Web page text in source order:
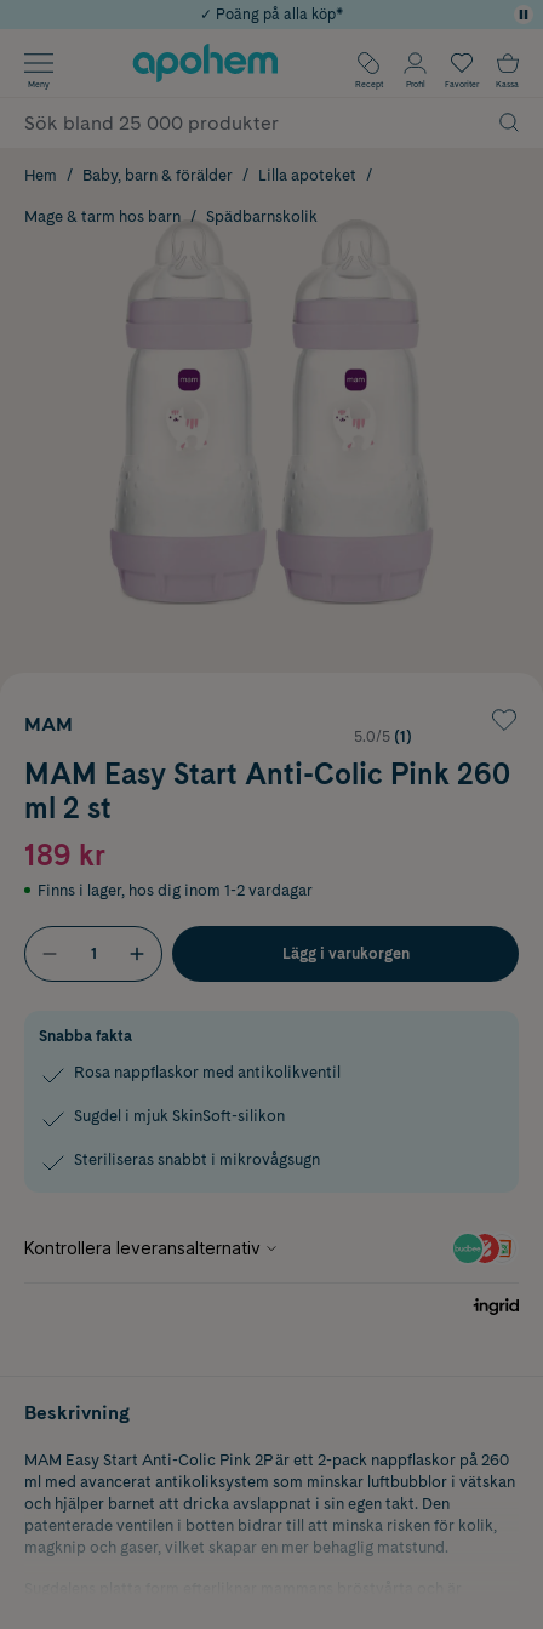
Årets Butik 2025 inom Skönhet
Använd kod: SOMMAR20 för 20% över 649kr
✓ Rådgivning från farmaceuter & hudterapeuter
✓ Poäng på alla köp*
Meny Recept Profil Favoriter Kassa
Hem Baby, barn & förälder Lilla apoteket
Mage & tarm hos barn Spädbarnskolik
MAM
5.0/5 (1)
MAM Easy Start Anti-Colic Pink 260
ml 2 st
189 kr
Finns i lager, hos dig inom 1-2 vardagar
Lägg i varukorgen
Snabba fakta
Rosa nappflaskor med antikolikventil
Sugdel i mjuk SkinSoft-silikon
Steriliseras snabbt i mikrovågsugn
Beskrivning
MAM Easy Start Anti-Colic Pink 2P är ett 2-pack nappflaskor på 260
ml med avancerat antikoliksystem som minskar luftbubblor i vätskan
och hjälper barnet att dricka avslappnat i sin egen takt. Den
patenterade ventilen i botten bidrar till att minska risken för kolik,
magknip och gaser, vilket skapar en mer behaglig matstund.